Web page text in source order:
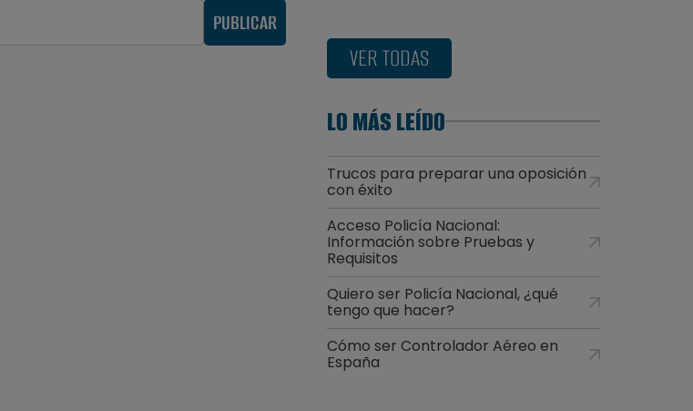
PUBLICAR
VER TODAS
LO MÁS LEÍDO
Trucos para preparar una oposición
con éxito
Acceso Policía Nacional:
Información sobre Pruebas y
Requisitos
Quiero ser Policía Nacional, ¿qué
tengo que hacer?
Cómo ser Controlador Aéreo en
España